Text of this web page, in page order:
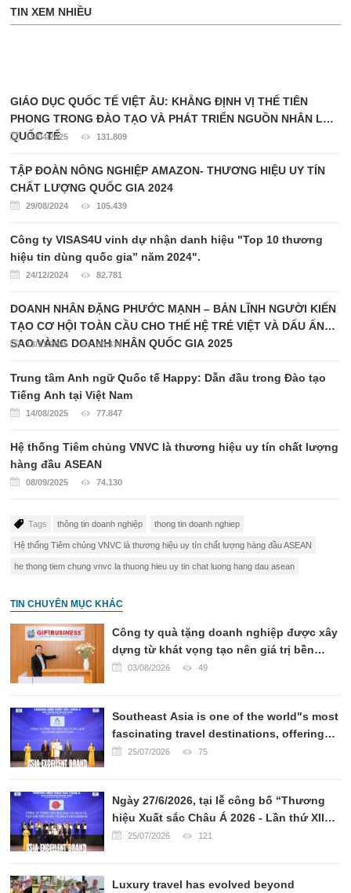
TIN XEM NHIỀU
GIÁO DỤC QUỐC TẾ VIỆT ÂU: KHẲNG ĐỊNH VỊ THẾ TIÊN
PHONG TRONG ĐÀO TẠO VÀ PHÁT TRIỂN NGUỒN NHÂN LỰC
QUỐC TẾ
15/04/2025 131.809
TẬP ĐOÀN NÔNG NGHIỆP AMAZON- THƯƠNG HIỆU UY TÍN
CHẤT LƯỢNG QUỐC GIA 2024
29/08/2024 105.439
Công ty VISAS4U vinh dự nhận danh hiệu "Top 10 thương
hiệu tin dùng quốc gia” năm 2024".
24/12/2024 82.781
DOANH NHÂN ĐẶNG PHƯỚC MẠNH – BẢN LĨNH NGƯỜI KIẾN
TẠO CƠ HỘI TOÀN CẦU CHO THẾ HỆ TRẺ VIỆT VÀ DẤU ẤN
SAO VÀNG DOANH NHÂN QUỐC GIA 2025
13/11/2025 80.434
Trung tâm Anh ngữ Quốc tế Happy: Dẫn đầu trong Đào tạo
Tiếng Anh tại Việt Nam
14/08/2025 77.847
Hệ thống Tiêm chủng VNVC là thương hiệu uy tín chất lượng
hàng đầu ASEAN
08/09/2025 74.130
Tags thông tin doanh nghiệp thong tin doanh nghiep
Hệ thống Tiêm chủng VNVC là thương hiệu uy tín chất lượng hàng đầu ASEAN
he thong tiem chung vnvc la thuong hieu uy tin chat luong hang dau asean
TIN CHUYÊN MỤC KHÁC
Công ty quà tặng doanh nghiệp được xây
dựng từ khát vọng tạo nên giá trị bền
vững03/08/2026 49
Southeast Asia is one of the world"s most
fascinating travel destinations, offering
breathtaking landscapes, rich cultural
25/07/2026 75
Ngày 27/6/2026, tại lễ công bố “Thương
hiệu Xuất sắc Châu Á 2026 - Lần thứ XII”,
CÔNG TY VẬN CHUYỂN QUỐC TẾ PHAN
CHUYỂN UY TÍN CHÂU Á 2026.
25/07/2026 121
Luxury travel has evolved beyond